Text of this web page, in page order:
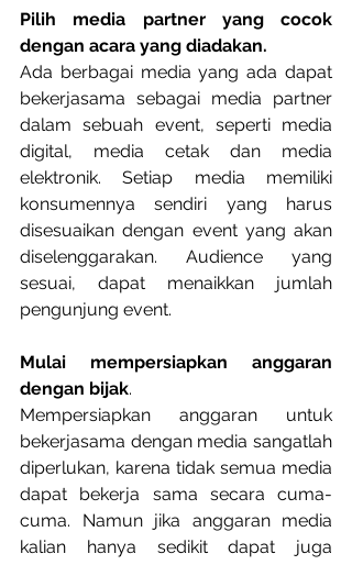
Pilih media partner yang cocok
dengan acara yang diadakan.
Ada berbagai media yang ada dapat
bekerjasama sebagai media partner
dalam sebuah event, seperti media
digital, media cetak dan media
elektronik. Setiap media memiliki
konsumennya sendiri yang harus
disesuaikan dengan event yang akan
diselenggarakan. Audience yang
sesuai, dapat menaikkan jumlah
pengunjung event.
Mulai mempersiapkan anggaran
dengan bijak.
Mempersiapkan anggaran untuk
bekerjasama dengan media sangatlah
diperlukan, karena tidak semua media
dapat bekerja sama secara cuma-
cuma. Namun jika anggaran media
kalian hanya sedikit dapat juga